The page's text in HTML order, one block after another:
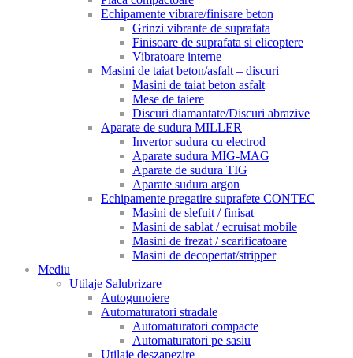
Echipamente vibrare/finisare beton
Grinzi vibrante de suprafata
Finisoare de suprafata si elicoptere
Vibratoare interne
Masini de taiat beton/asfalt – discuri
Masini de taiat beton asfalt
Mese de taiere
Discuri diamantate/Discuri abrazive
Aparate de sudura MILLER
Invertor sudura cu electrod
Aparate sudura MIG-MAG
Aparate de sudura TIG
Aparate sudura argon
Echipamente pregatire suprafete CONTEC
Masini de slefuit / finisat
Masini de sablat / ecruisat mobile
Masini de frezat / scarificatoare
Masini de decopertat/stripper
Mediu
Utilaje Salubrizare
Autogunoiere
Automaturatori stradale
Automaturatori compacte
Automaturatori pe sasiu
Utilaje deszapezire